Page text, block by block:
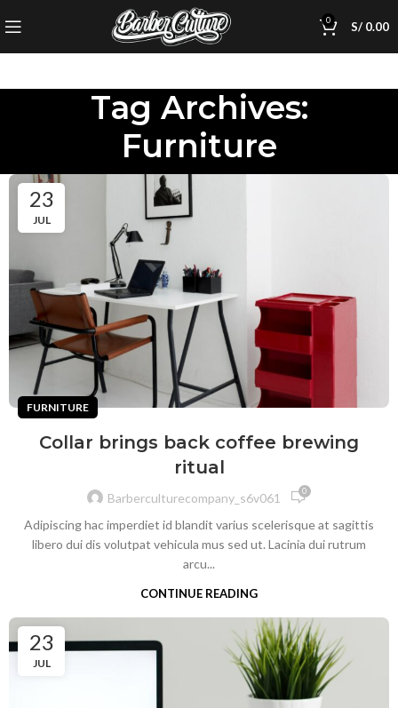
0 S/0.00
Tag Archives:
Furniture
23
JUL
FURNITURE
Collar brings back coffee brewing
ritual
Barberculturecompany_s6v061 0
Adipiscing hac imperdiet id blandit varius scelerisque at sagittis
libero dui dis volutpat vehicula mus sed ut. Lacinia dui rutrum
arcu...
CONTINUE READING
23
JUL